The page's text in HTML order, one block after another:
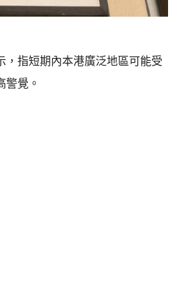
，指短期內本港廣泛地區可能受
警覺。